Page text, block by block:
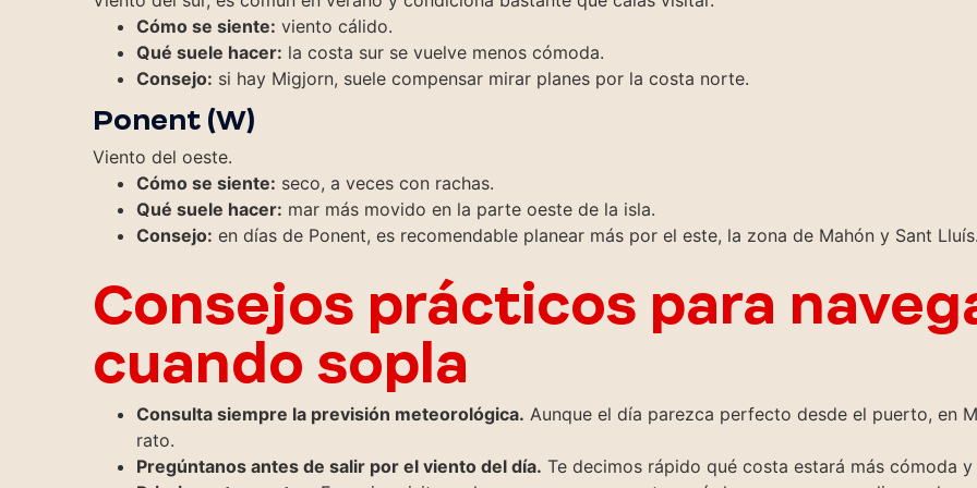
Cómo se siente: viento cálido.
Qué suele hacer: la costa sur se vuelve menos cómoda.
Consejo: si hay Migjorn, suele compensar mirar planes por la costa norte.
Ponent (W)
Viento del oeste.
Cómo se siente: seco, a veces con rachas.
Qué suele hacer: mar más movido en la parte oeste de la isla.
Consejo: en días de Ponent, es recomendable planear más por el este, la zona de Mahón y Sant
Consejos prácticos para
cuando sopla
Consulta siempre la previsión meteorológica. Aunque el día parezca perfecto desde el puerto, en
rato.
Pregúntanos antes de salir por el viento del día. Te decimos rápido qué costa estará más cómoda